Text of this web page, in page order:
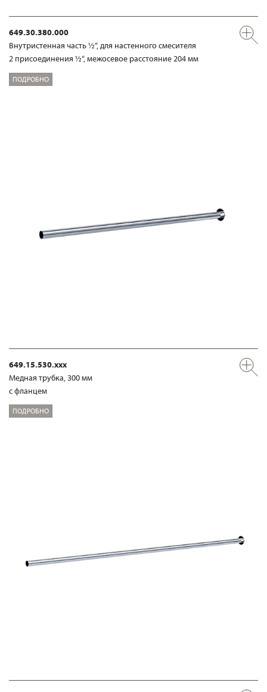
649.30.380.000
Внутристенная часть ½“, для настенного смесителя
2 присоединения ½“, межосевое расстояние 204 мм
ПОДРОБНО
649.15.530.xxx
Медная трубка, 300 мм
с фланцем
ПОДРОБНО